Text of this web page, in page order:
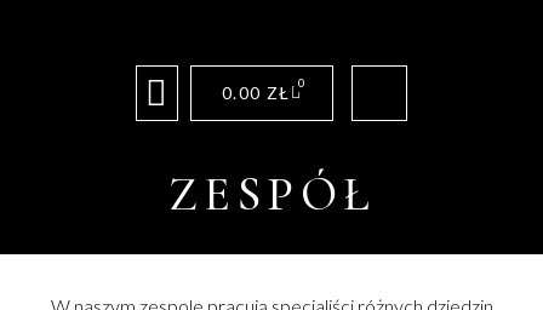
0.00 ZŁ 0
ZESPÓŁ